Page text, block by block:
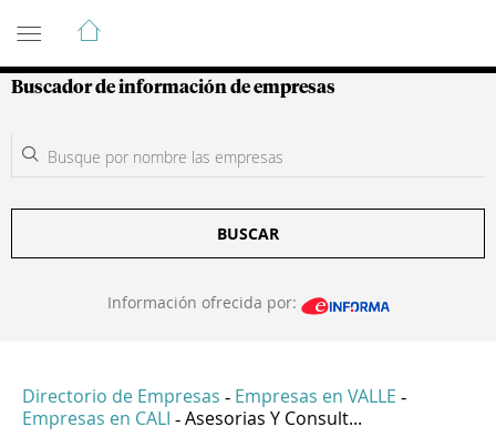
Guía de Empresas Colombianas
Buscador de información de empresas
BUSCAR
Información ofrecida por:
Directorio de Empresas - Empresas en VALLE -
Empresas en CALI - Asesorias Y Consult...